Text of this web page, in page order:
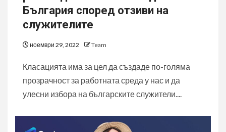
България според отзиви на
служителите
ноември 29, 2022 Team
Класацията има за цел да създаде по-голяма
прозрачност за работната среда у нас и да
улесни избора на българските служители....